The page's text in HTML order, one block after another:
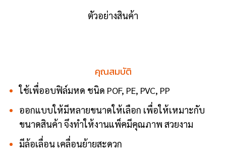
ตัวอย่างสินค้า
คุณสมบัติ
ใช้เพื่ออบฟิล์มหด ชนิด POF, PE, PVC, PP
ออกแบบให้มีหลายขนาดให้เลือก เพื่อให้เหมาะกับ
ขนาดสินค้า จึงทำให้งานแพ็คมีคุณภาพ สวยงาม
มีล้อเลื่อน เคลื่อนย้ายสะดวก